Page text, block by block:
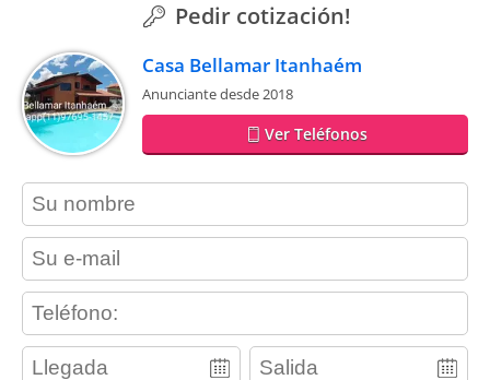
Pedir cotización!
Casa Bellamar Itanhaém
Anunciante desde 2018
Ver Teléfonos
contact_name
contact_email
contact_phone